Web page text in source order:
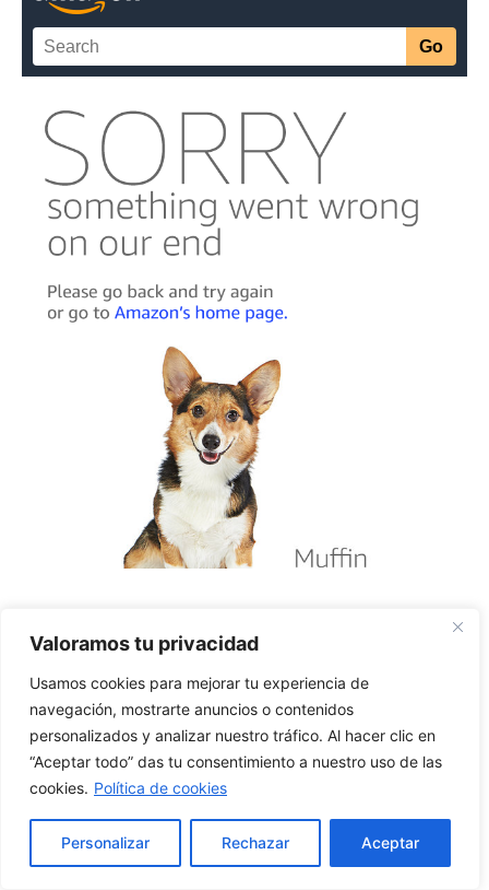
Valoramos tu privacidad
Usamos cookies para mejorar tu experiencia de
navegación, mostrarte anuncios o contenidos
personalizados y analizar nuestro tráfico. Al hacer clic en
“Aceptar todo” das tu consentimiento a nuestro uso de las
cookies. Política de cookies
Personalizar Rechazar Aceptar